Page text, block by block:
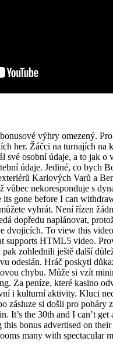
výhry omezený.
her. Žáčci na turnajích na
své osobní údaje, a to jak
údaje. Jediné, co bych
Karlových Varů a
vůbec nekoresponduje s
its gone before I can
vyhrát. Není řízen
dopředu naplánovat,
dvojicích. To view this
supports HTML5 video.
pak zohlednili ještě další
odeslán. Hráč poskytl
chybu. Může si vzít
Za peníze, které kasino
i kulturní aktivity. Kluci
zásluze si došli pro
It’s the 30th and I can’t
bonus advertised on
many with spectacular